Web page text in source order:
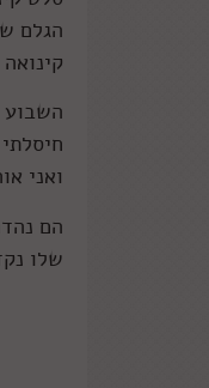
הגלם
השבוע
ואני
הם
שלו